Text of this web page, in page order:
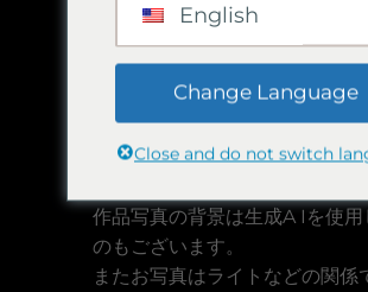
の作品において小さな埃がつい
ャンバスの裏に絵の具がついて
能性がございます。
作品によっては予期なく非売品
格変更を行う場合がございます
作品写真の背景は生成A Iを使用
のもございます。
またお写真はライトなどの関係
English
Change Language
Close and do not switch